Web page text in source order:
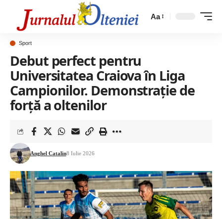
Aa
Sport
Debut perfect pentru
Universitatea Craiova în Liga
Campionilor. Demonstrație de
forță a oltenilor
Anghel Catalin8 Iulie 2026